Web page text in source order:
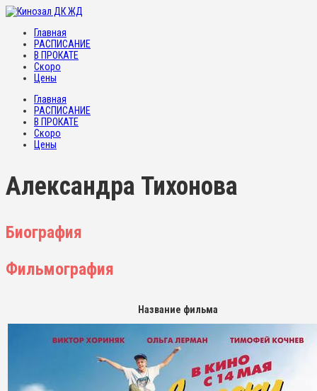
Главная
РАСПИСАНИЕ
В ПРОКАТЕ
Скоро
Цены
Главная
РАСПИСАНИЕ
В ПРОКАТЕ
Скоро
Цены
Александра Тихонова
Биография
Фильмография
Название фильма